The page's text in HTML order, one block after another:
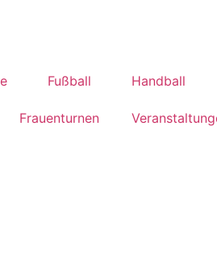
Fußball Handball
Frauenturnen